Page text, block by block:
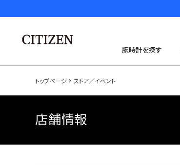
腕時計を探す
トップページ ストア／イベント
店舗情報